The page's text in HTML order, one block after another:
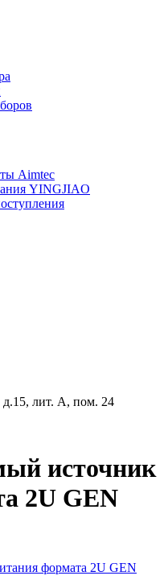
Aimtec
YINGJIAO
д.15, лит. А, пом. 24
источник
2U GEN